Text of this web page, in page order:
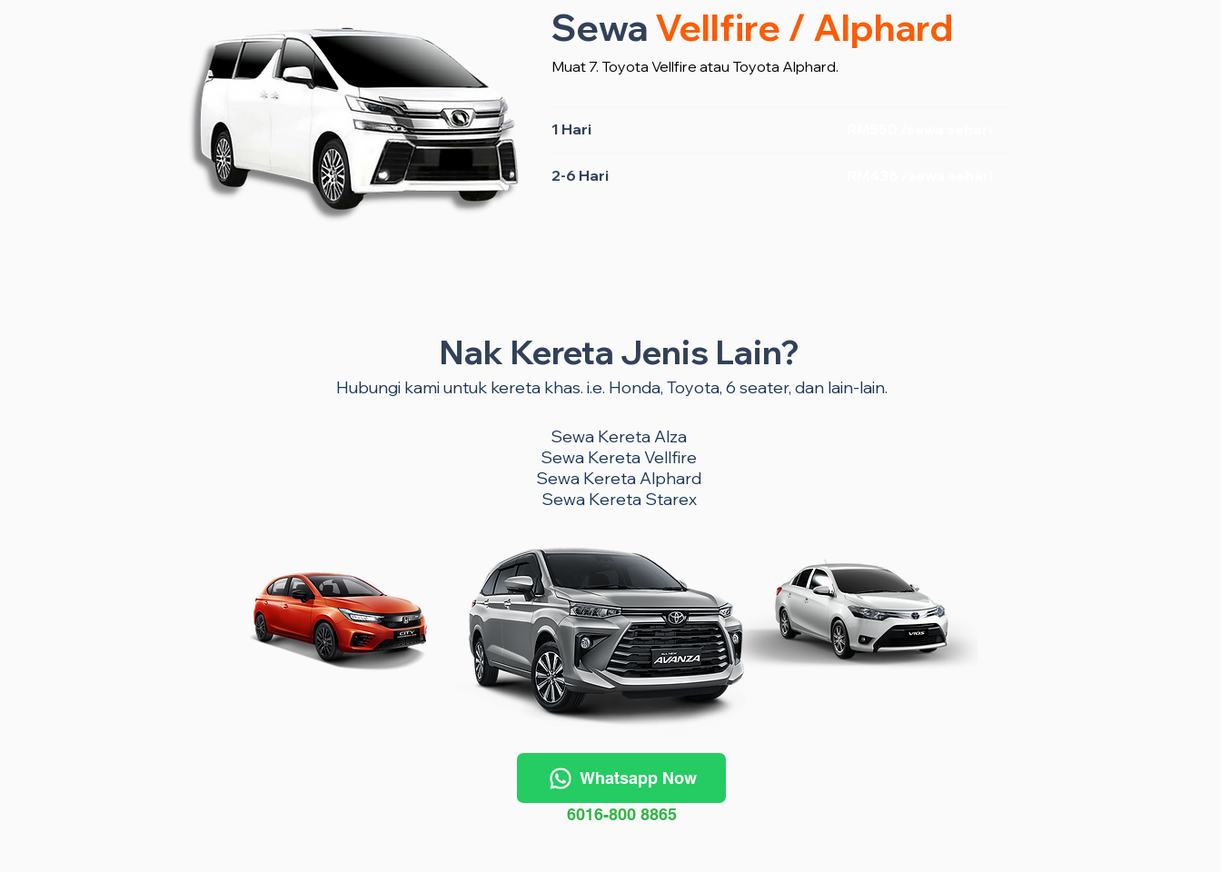
Sewa Vellfire / Alphard
Muat 7. Toyota Vellfire atau Toyota Alphard.
1 Hari
2-6 Hari
Nak Kereta Jenis Lain?
Hubungi kami untuk kereta khas. i.e. Honda, Toyota, 6 seater, dan lain-lain.
Sewa Kereta Alza
Sewa Kereta Vellfire
Sewa Kereta Alphard
Sewa Kereta Starex
Whatsapp Now
6016-800 8865